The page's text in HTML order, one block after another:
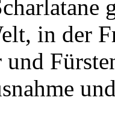
in der